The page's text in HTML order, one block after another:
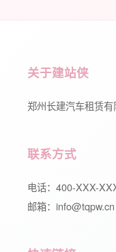
关于建站侠
郑州长建汽车租赁有
联系方式
电话：400-XXX-
邮箱：info@tqpw.cn